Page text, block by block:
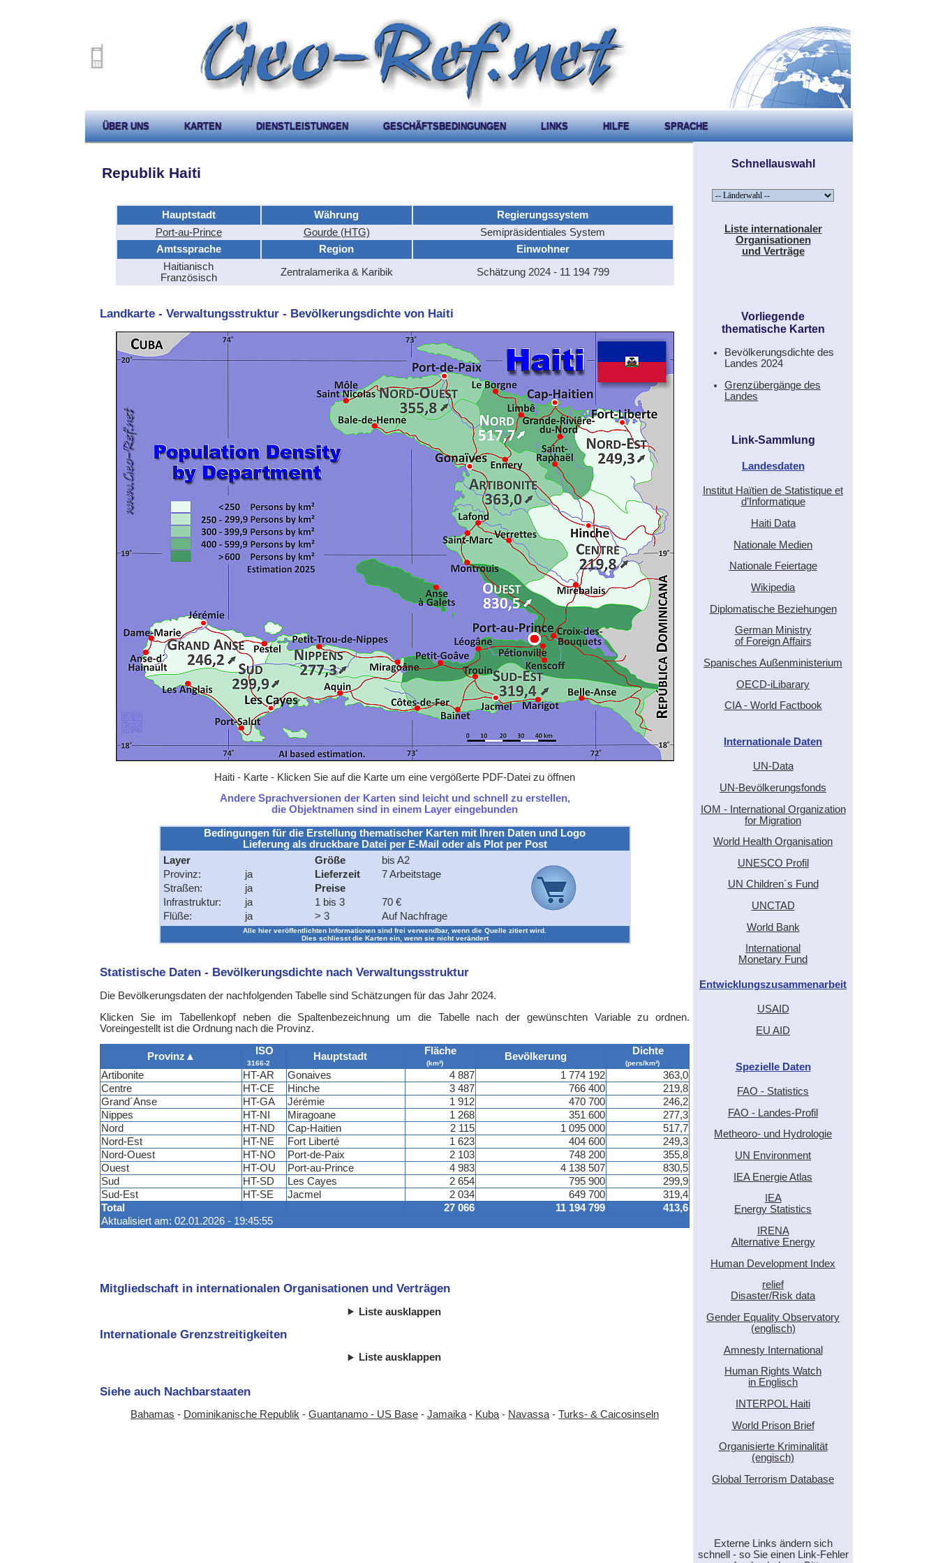
ÜBER UNS KARTEN DIENSTLEISTUNGEN GESCHÄFTSBEDINGUNGEN LINKS HILFE SPRACHE
Republik Haiti
Hauptstadt Währung
Regierungssystem
Port-au-Prince
Gourde (HTG)
Semipräsidentiales System
Amtssprache
Region
Einwohner
Haitianisch
Französisch
Zentralamerika & Karibik Schätzung 2024 - 11 194 799
Landkarte - Verwaltungsstruktur - Bevölkerungsdichte von Haiti
Haiti - Karte - Klicken Sie auf die Karte um eine vergößerte PDF-Datei zu öffnen
Andere Sprachversionen der Karten sind leicht und schnell zu erstellen,
die Objektnamen sind in einem Layer eingebunden
Bedingungen für die Erstellung thematischer Karten mit Ihren Daten und Logo
Lieferung als druckbare Datei per E-Mail oder als Plot per Post
Layer
Provinz:
ja
Straßen:
ja
Infrastruktur:
ja
Flüße:
ja
Größe
bis A2
Lieferzeit
7 Arbeitstage
Preise
1 bis 3
70 €
> 3
Auf Nachfrage
Alle hier veröffentlichten Informationen sind frei verwendbar, wenn die Quelle zitiert wird.
Dies schliesst die Karten ein, wenn sie nicht verändert
Statistische Daten - Bevölkerungsdichte nach Verwaltungsstruktur
Die Bevölkerungsdaten der nachfolgenden Tabelle sind Schätzungen für das Jahr 2024.
Klicken Sie im Tabellenkopf neben die Spaltenbezeichnung um die Tabelle nach der gewünschten Variable zu ordnen.
Voreingestellt ist die Ordnung nach die Provinz.
Provinz ▲ ISO
3166-2
Hauptstadt Fläche
(km²)
Bevölkerung Dichte
(pers/km²)
Total 27 066 11 194 799
413,6
Aktualisiert am: 02.01.2026 - 19:45:55
Artibonite HT-AR Gonaives 4 887 1 774 192
363,0
Centre
HT-CE Hinche 3 487 766 400
219,8
Grand´Anse
HT-GA Jérémie 1 912 470 700
246,2
Nippes
HT-NI Miragoane 1 268 351 600
277,3
Nord
HT-ND Cap-Haitien 2 115 1 095 000
517,7
Nord-Est
HT-NE Fort Liberté 1 623 404 600
249,3
Nord-Ouest
HT-NO Port-de-Paix 2 103 748 200
355,8
Ouest
HT-OU Port-au-Prince 4 983 4 138 507
830,5
Sud
HT-SD Les Cayes 2 654 795 900
299,9
Sud-Est
HT-SE Jacmel 2 034 649 700 319,4
Mitgliedschaft in internationalen Organisationen und Verträgen
Liste ausklappen
Internationale Grenzstreitigkeiten
Liste ausklappen
Siehe auch Nachbarstaaten
Bahamas - Dominikanische Republik - Guantanamo - US Base - Jamaika - Kuba - Navassa - Turks- & Caicosinseln
Schnellauswahl
Liste internationaler
Organisationen
und Verträge
Vorliegende
thematische Karten
Bevölkerungsdichte des
Landes 2024
Grenzübergänge des
Landes
Link-Sammlung
Landesdaten
Institut Haïtien de Statistique et
d’Informatique
Haiti Data
Nationale Medien
Nationale Feiertage
Wikipedia
Diplomatische Beziehungen
German Ministry
of Foreign Affairs
Spanisches Außenministerium
OECD-iLibarary
CIA - World Factbook
Internationale Daten
UN-Data
UN-Bevölkerungsfonds
IOM - International Organization
for Migration
World Health Organisation
UNESCO Profil
UN Children´s Fund
UNCTAD
World Bank
International
Monetary Fund
Entwicklungszusammenarbeit
USAID
EU AID
Spezielle Daten
FAO - Statistics
FAO - Landes-Profil
Metheoro- und Hydrologie
UN Environment
IEA Energie Atlas
IEA
Energy Statistics
IRENA
Alternative Energy
Human Development Index
relief
Disaster/Risk data
Gender Equality Observatory
(englisch)
Amnesty International
Human Rights Watch
in Englisch
INTERPOL Haiti
World Prison Brief
Organisierte Kriminalität
(engisch)
Global Terrorism Database
Externe Links ändern sich
schnell - so Sie einen Link-Fehler